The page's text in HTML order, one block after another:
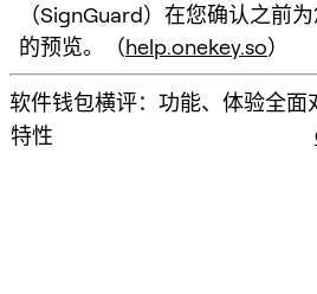
（SignGuard）在您确认之前
的预览。（help.onekey.so）
软件钱包横评：功能、体验全面
特性